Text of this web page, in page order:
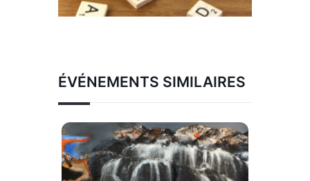
ÉVÉNEMENTS SIMILAIRES